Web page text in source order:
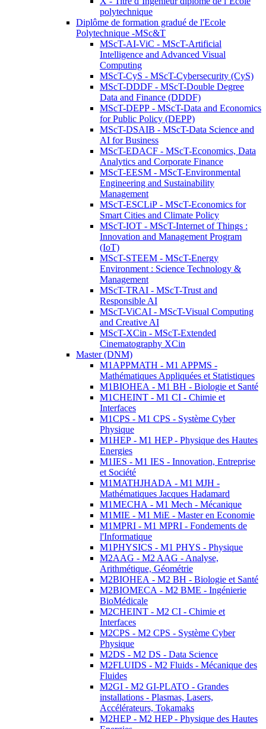
polytechnique
Diplôme de formation gradué de l'Ecole
Polytechnique -MSc&T
MScT-AI-ViC - MScT-Artificial
Intelligence and Advanced Visual
Computing
MScT-CyS - MScT-Cybersecurity (CyS)
MScT-DDDF - MScT-Double Degree
Data and Finance (DDDF)
MScT-DEPP - MScT-Data and Economics
for Public Policy (DEPP)
MScT-DSAIB - MScT-Data Science and
AI for Business
MScT-EDACF - MScT-Economics, Data
Analytics and Corporate Finance
MScT-EESM - MScT-Environmental
Engineering and Sustainability
Management
MScT-ESCLiP - MScT-Economics for
Smart Cities and Climate Policy
MScT-IOT - MScT-Internet of Things :
Innovation and Management Program
(IoT)
MScT-STEEM - MScT-Energy
Environment : Science Technology &
Management
MScT-TRAI - MScT-Trust and
Responsible AI
MScT-ViCAI - MScT-Visual Computing
and Creative AI
MScT-XCin - MScT-Extended
Cinematography XCin
Master (DNM)
M1APPMATH - M1 APPMS -
Mathématiques Appliquées et Statistiques
M1BIOHEA - M1 BH - Biologie et Santé
M1CHEINT - M1 CI - Chimie et
Interfaces
M1CPS - M1 CPS - Système Cyber
Physique
M1HEP - M1 HEP - Physique des Hautes
Energies
M1IES - M1 IES - Innovation, Entreprise
et Société
M1MATHJHADA - M1 MJH -
Mathématiques Jacques Hadamard
M1MECHA - M1 Mech - Mécanique
M1MIE - M1 MiE - Master en Economie
M1MPRI - M1 MPRI - Fondements de
l'Informatique
M1PHYSICS - M1 PHYS - Physique
M2AAG - M2 AAG - Analyse,
Arithmétique, Géométrie
M2BIOHEA - M2 BH - Biologie et Santé
M2BIOMECA - M2 BME - Ingénierie
BioMédicale
M2CHEINT - M2 CI - Chimie et
Interfaces
M2CPS - M2 CPS - Système Cyber
Physique
M2DS - M2 DS - Data Science
M2FLUIDS - M2 Fluids - Mécanique des
Fluides
M2GI - M2 GI-PLATO - Grandes
installations - Plasmas, Lasers,
Accélérateurs, Tokamaks
M2HEP - M2 HEP - Physique des Hautes